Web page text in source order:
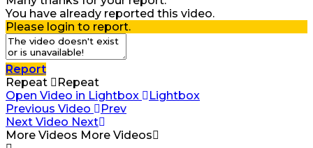
You have already reported this video.
Please login to report.
Report
Repeat
Repeat
Open Video in Lightbox
Lightbox
Previous Video
Prev
Next Video Next
More Videos More Videos